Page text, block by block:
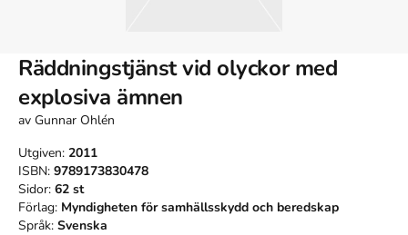
Räddningstjänst vid olyckor med
explosiva ämnen
av Gunnar Ohlén
Utgiven: 2011
ISBN: 9789173830478
Sidor: 62 st
Förlag: Myndigheten för samhällsskydd och beredskap
Språk: Svenska